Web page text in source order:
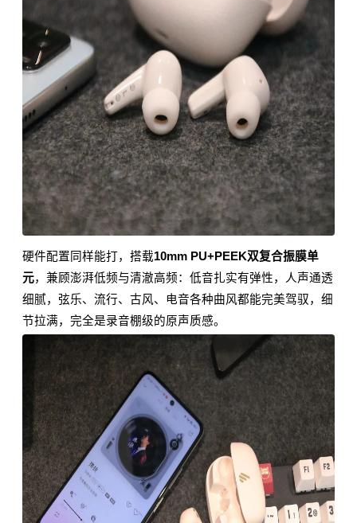
硬件配置同样能打，搭载10mm PU+PEEK双复合振膜单
元，兼顾澎湃低频与清澈高频：低音扎实有弹性，人声通透
细腻，弦乐、流行、古风、电音各种曲风都能完美驾驭，细
节拉满，完全是录音棚级的原声质感。